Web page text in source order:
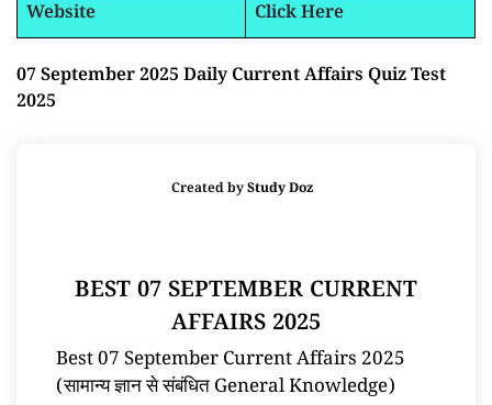
Website
Click Here
07 September 2025 Daily Current Affairs Quiz Test
2025
Created byStudy Doz
BEST 07 SEPTEMBER CURRENT
AFFAIRS 2025
Best 07 September Current Affairs 2025
(सामान्य ज्ञान से संबंधित General Knowledge)